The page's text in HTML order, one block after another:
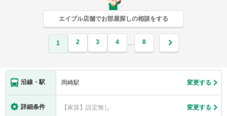
エイブル店舗でお部屋探しの相談をする
1 2 3 4 … 8
沿線・駅 岡崎駅 変更する
詳細条件 【家賃】設定無し 変更する